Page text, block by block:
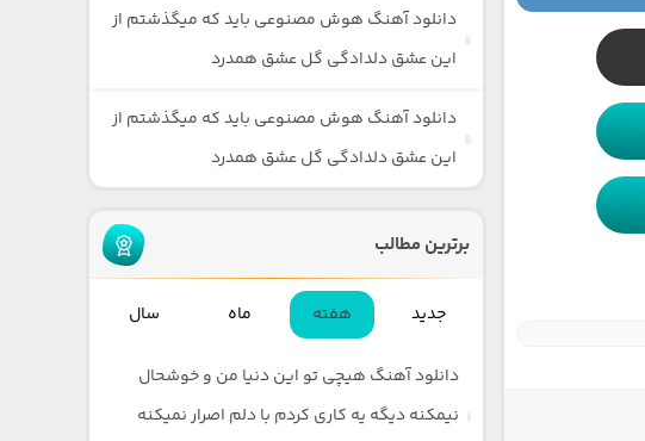
دانلود آهنگ هوش مصنوعی باید که میگذشتم از
این عشق دلدادگی گل عشق همدرد
دانلود آهنگ هوش مصنوعی باید که میگذشتم از
این عشق دلدادگی گل عشق همدرد
برترین مطالب
جدید هفته ماه سال
دانلود آهنگ هیچی تو این دنیا من و خوشحال
نیمکنه دیگه یه کاری کردم با دلم اصرار نمیکنه